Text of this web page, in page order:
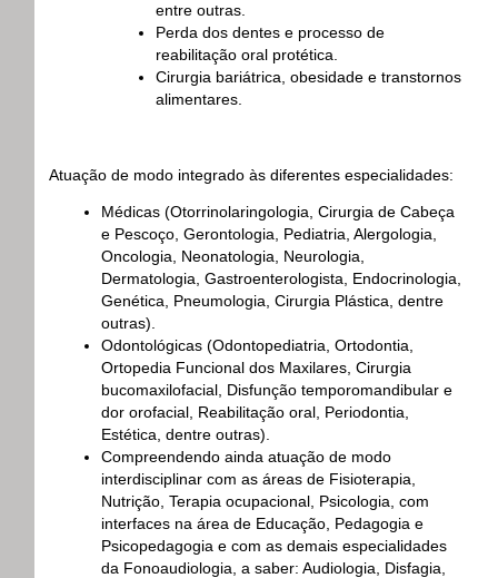
entre outras.
Perda dos dentes e processo de
reabilitação oral protética.
Cirurgia bariátrica, obesidade e transtornos
alimentares.
Atuação de modo integrado às diferentes especialidades:
Médicas (Otorrinolaringologia, Cirurgia de Cabeça
e Pescoço, Gerontologia, Pediatria, Alergologia,
Oncologia, Neonatologia, Neurologia,
Dermatologia, Gastroenterologista, Endocrinologia,
Genética, Pneumologia, Cirurgia Plástica, dentre
outras).
Odontológicas (Odontopediatria, Ortodontia,
Ortopedia Funcional dos Maxilares, Cirurgia
bucomaxilofacial, Disfunção temporomandibular e
dor orofacial, Reabilitação oral, Periodontia,
Estética, dentre outras).
Compreendendo ainda atuação de modo
interdisciplinar com as áreas de Fisioterapia,
Nutrição, Terapia ocupacional, Psicologia, com
interfaces na área de Educação, Pedagogia e
Psicopedagogia e com as demais especialidades
da Fonoaudiologia, a saber: Audiologia, Disfagia,